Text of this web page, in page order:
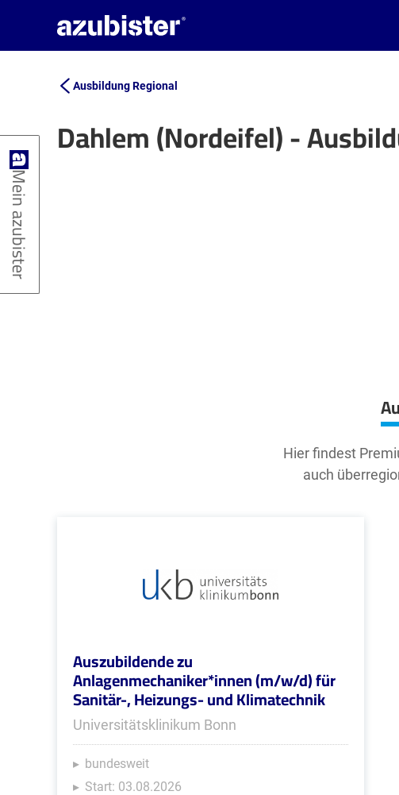
Ausbildung Regional
Dahlem (Nordeifel) - Leaflet|
Hier findest
auch
Auszubildende zu
Anlagenmechaniker*innen (m/w/d) für
Sanitär-, Heizungs- und Klimatechnik
Universitätsklinikum Bonn
bundesweit
Start: 03.08.2026
Mein azubister